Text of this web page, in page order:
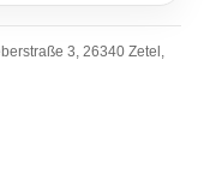
3, 26340 Zetel,